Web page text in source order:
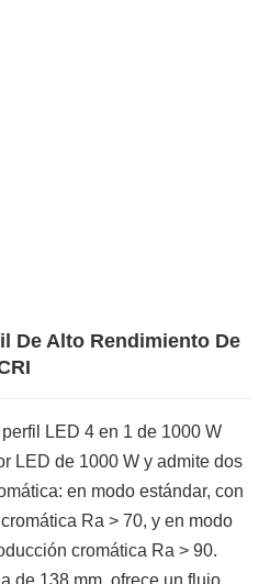
De Alto Rendimiento De
LED 4 en 1 de 1000 W
LED de 1000 W y admite dos
en modo estándar, con
Ra > 70, y en modo
cromática Ra > 90.
de 138 mm, ofrece un flujo